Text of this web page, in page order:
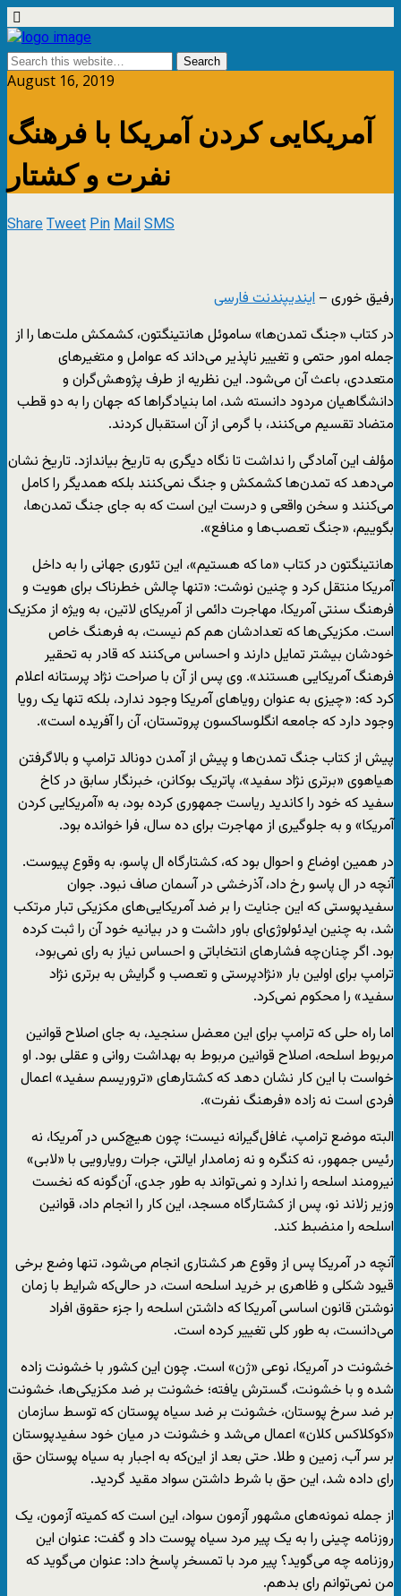
August 16, 2019
آمریکایی کردن آمریکا با فرهنگ
نفرت و کشتار
ShareTweetPinMailSMS
رفیق خوری – ایندیپندنت فارسی
در کتاب «جنگ تمدن‌ها» ساموئل هانتینگتون، کشمکش ملت‌ها را از
جمله امور حتمی و تغییر ناپذیر می‌داند که عوامل و متغیرهای
متعددی، باعث آن می‌شود. این نظریه از طرف پژوهش‌گران و
دانشگاهیان مردود دانسته شد، اما بنیادگراها که جهان را به دو قطب
متضاد تقسیم می‌کنند، با گرمی از آن استقبال کردند.
مؤلف این آمادگی را نداشت تا نگاه دیگری به تاریخ بیاندازد. تاریخ نشان
می‌دهد که تمدن‌ها کشمکش و جنگ نمی‌کنند بلکه همدیگر را کامل
می‌کنند و سخن واقعی و درست این است که به جای جنگ تمدن‌ها،
بگوییم، «جنگ تعصب‌ها و منافع».
هانتینگتون در کتاب «ما که هستیم»، این تئوری جهانی را به داخل
آمریکا منتقل کرد و چنین نوشت: «تنها چالش خطرناک برای هویت و
فرهنگ سنتی آمریکا، مهاجرت دائمی از آمریکای لاتین، به ویژه از مکزیک
است. مکزیکی‌ها که تعدادشان هم کم نیست، به فرهنگ خاص
خودشان بیشتر تمایل دارند و احساس می‌کنند که قادر به تحقیر
فرهنگ آمریکایی هستند». وی پس از آن با صراحت نژاد پرستانه اعلام
کرد که: «چیزی به عنوان رویاهای آمریکا وجود ندارد، بلکه تنها یک رویا
وجود دارد که جامعه انگلوساکسون پروتستان، آن را آفریده است».
پیش از کتاب جنگ تمدن‌ها‌ و پیش از آمدن دونالد ترامپ و بالاگرفتن
هیاهوی «برتری نژاد سفید»، پاتریک بوکانن، خبرنگار سابق در کاخ
سفید که خود را کاندید ریاست جمهوری کرده بود، به «آمریکایی کردن
آمریکا» و به جلوگیری از مهاجرت برای ده سال، فرا خوانده بود.
در همین اوضاع و احوال بود که، کشتارگاه ال پاسو، به وقوع پیوست.
آنچه در ال پاسو رخ داد، آذرخشی در آسمان صاف نبود. جوان
سفیدپوستی که این جنایت را بر ضد آمریکایی‌های مکزیکی تبار مرتکب
شد، به چنین اید‌ئولوژی‌‌ای باور داشت و در بیانیه خود آن را ثبت کرده
بود. اگر چنان‌چه فشارهای انتخاباتی و احساس نیاز به رای نمی‌بود،
ترامپ برای اولین بار «نژادپرستی و تعصب و گرایش به برتری نژاد
سفید» را محکوم نمی‌کرد.
اما راه‌ حلی که ترامپ برای این معضل سنجید، به جای اصلاح قوانین
مربوط اسلحه، اصلاح قوانین مربوط به بهداشت روانی و عقلی بود. او
خواست با این کار نشان دهد که کشتارهای «تروریسم سفید» اعمال
فردی است نه زاده «فرهنگ نفرت».
البته موضع ترامپ، غافل‌گیرانه نیست؛ چون هیچ‌کس در آمریکا، نه
رئیس جمهور، نه کنگره و نه زمامدار ایالتی، جرات رویارویی با «لابی»
نیرومند اسلحه را ندارد و نمی‌تواند به طور جدی، آن‌گونه که نخست
وزیر زلاند نو، پس از کشتارگاه مسجد، این کار را انجام داد، قوانین
اسلحه را منضبط کند.
آنچه در آمریکا پس از وقوع هر کشتاری انجام می‌شود، تنها وضع برخی
قیود شکلی و ظاهری بر خرید اسلحه است، در حالی‌که شرایط با زمان
نوشتن قانون اساسی آمریکا که داشتن اسلحه را جزء حقوق افراد
می‌دانست، به طور کلی تغییر کرده است.
خشونت در آمریکا، نوعی «ژن» است. چون این کشور با خشونت زاده
شده و با خشونت، گسترش یافته؛ خشونت بر ضد مکزیکی‌ها، خشونت
بر ضد سرخ پوستان، خشونت بر ضد سیاه پوستان که توسط سازمان
«کوکلاکس کلان» اعمال می‌شد و خشونت در میان خود سفیدپوستان
بر سر آب، زمین و طلا. حتی بعد از این‌که به اجبار به سیاه پوستان حق
رای داده شد، این حق با شرط داشتن سواد مقید گردید.
از جمله نمونه‌های مشهور آزمون سواد، این است که کمیته آزمون، یک
روزنامه چینی را به یک پیر مرد سیاه پوست داد و گفت: عنوان این
روزنامه چه می‌گوید؟ پیر مرد با تمسخر پاسخ داد: عنوان می‌گوید که
من نمی‌توانم رای بدهم.